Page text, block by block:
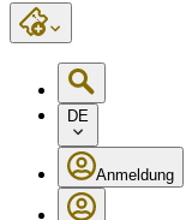
DE
Anmeldung